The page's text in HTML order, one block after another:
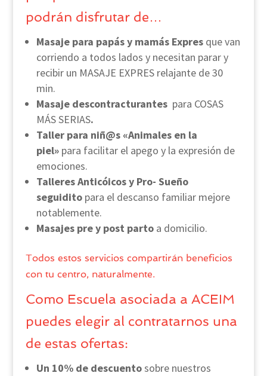
podrán disfrutar de…
Masaje para papás y mamás Expres que van
corriendo a todos lados y necesitan parar y
recibir un MASAJE EXPRES relajante de 30
min.
Masaje descontracturantes para COSAS
MÁS SERIAS.
Taller para niñ@s «Animales en la
piel»para facilitar el apego y la expresión de
emociones.
Talleres Anticóicos y Pro- Sueño
seguidito para el descanso familiar mejore
notablemente.
Masajes pre y post partoa domicilio.
Todos estos servicios compartirán beneficios
con tu centro, naturalmente.
Como Escuela asociada a ACEIM
puedes elegir al contratarnos una
de estas ofertas:
Un 10% de descuentosobre nuestros